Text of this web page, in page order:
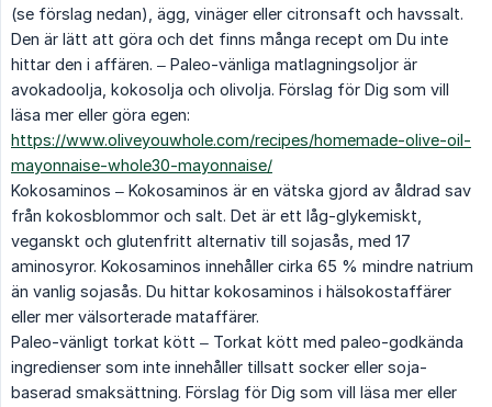
(se förslag nedan), ägg, vinäger eller citronsaft och havssalt.
Den är lätt att göra och det finns många recept om Du inte
hittar den i affären. – Paleo-vänliga matlagningsoljor är
avokadoolja, kokosolja och olivolja. Förslag för Dig som vill
läsa mer eller göra egen:
https://www.oliveyouwhole.com/recipes/homemade-olive-oil-
mayonnaise-whole30-mayonnaise/
Kokosaminos – Kokosaminos är en vätska gjord av åldrad sav
från kokosblommor och salt. Det är ett låg-glykemiskt,
veganskt och glutenfritt alternativ till sojasås, med 17
aminosyror. Kokosaminos innehåller cirka 65 % mindre natrium
än vanlig sojasås. Du hittar kokosaminos i hälsokostaffärer
eller mer välsorterade mataffärer.
Paleo-vänligt torkat kött – Torkat kött med paleo-godkända
ingredienser som inte innehåller tillsatt socker eller soja-
baserad smaksättning. Förslag för Dig som vill läsa mer eller